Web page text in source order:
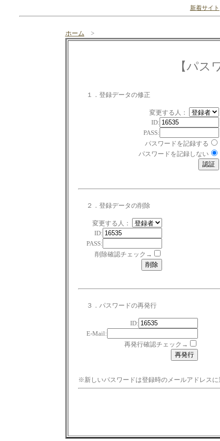
新着サイト
ホーム >
【パス
１．登録データの修正
変更する人：
ID:
PASS:
パスワードを記録する
パスワードを記録しない
２．登録データの削除
変更する人：
ID:
PASS:
削除確認チェック→
３．パスワードの再発行
ID:
E-Mail:
再発行確認チェック→
※新しいパスワードは登録時のメールアドレスに